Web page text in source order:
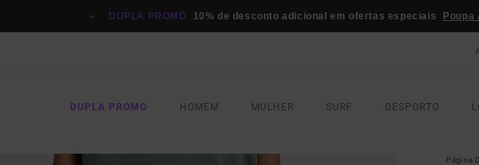
DUPLA PROMO 10% de desconto adicional em ofertas especiais Poupa
DUPLA PROMO HOMEM MULHER SURF DESPORTO
Página